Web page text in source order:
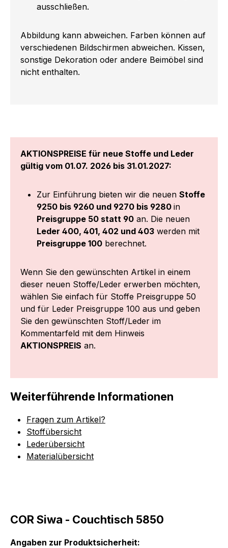
ausschließen.
Abbildung kann abweichen. Farben können auf
verschiedenen Bildschirmen abweichen. Kissen,
sonstige Dekoration oder andere Beimöbel sind
nicht enthalten.
AKTIONSPREISE für neue Stoffe und Leder
gültig vom 01.07. 2026 bis 31.01.2027:
Zur Einführung bieten wir die neuen Stoffe
9250 bis 9260 und 9270 bis 9280 in
Preisgruppe 50 statt 90 an. Die neuen
Leder 400, 401, 402 und 403 werden mit
Preisgruppe 100 berechnet.
Wenn Sie den gewünschten Artikel in einem
dieser neuen Stoffe/Leder erwerben möchten,
wählen Sie einfach für Stoffe Preisgruppe 50
und für Leder Preisgruppe 100 aus und geben
Sie den gewünschten Stoff/Leder im
Kommentarfeld mit dem Hinweis
AKTIONSPREIS an.
Weiterführende Informationen
Fragen zum Artikel?
Stoffübersicht
Lederübersicht
Materialübersicht
COR Siwa - Couchtisch 5850
Angaben zur Produktsicherheit: